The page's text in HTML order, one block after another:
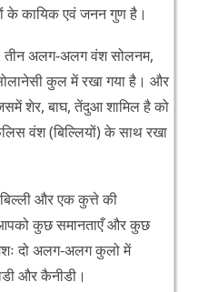
के कायिक एवं जनन गुण है।
तीन अलग-अलग वंश सोलनम,
कुल में रखा गया है। और
शेर, बाघ, तेंदुआ शामिल है को
वंश (बिल्लियों) के साथ रखा
और एक कुत्ते की
कुछ समानताएँ और कुछ
दो अलग-अलग कुलो में
और कैनीडी।